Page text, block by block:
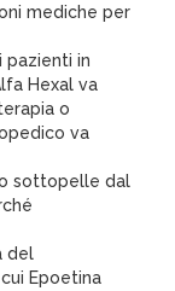
mediche per
pazienti in
Hexal va
o
va
sottopelle dal
del
Epoetina